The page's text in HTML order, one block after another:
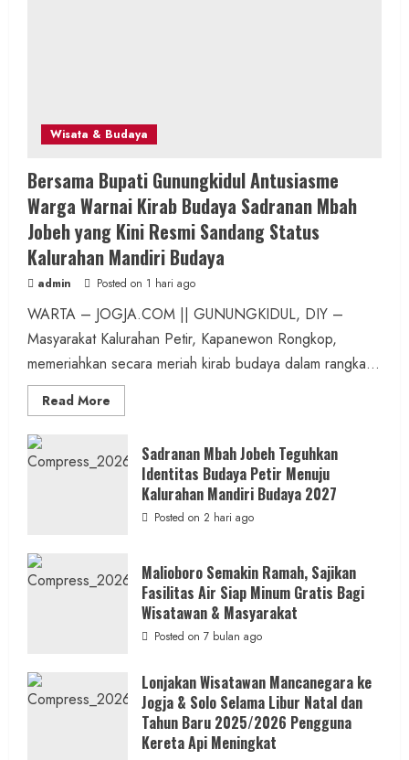
Wisata & Budaya
Bersama Bupati Gunungkidul Antusiasme
Warga Warnai Kirab Budaya Sadranan Mbah
Jobeh yang Kini Resmi Sandang Status
Kalurahan Mandiri Budaya
admin Posted on 1 hari ago
WARTA – JOGJA.COM || GUNUNGKIDUL, DIY –
Masyarakat Kalurahan Petir, Kapanewon Rongkop,
memeriahkan secara meriah kirab budaya dalam rangka...
Read More
more
Bupati
Gunungkidul
Antusiasme
Warga
Warnai
Jobeh
yang
Resmi
Sandang
Status
Kalurahan
Sadranan Mbah Jobeh Teguhkan
Identitas Budaya Petir Menuju
Kalurahan Mandiri Budaya 2027
Posted on 2 hari ago
Malioboro Semakin Ramah, Sajikan
Fasilitas Air Siap Minum Gratis Bagi
Wisatawan & Masyarakat
Posted on 7 bulan ago
Lonjakan Wisatawan Mancanegara ke
Jogja & Solo Selama Libur Natal dan
Tahun Baru 2025/2026 Pengguna
Kereta Api Meningkat